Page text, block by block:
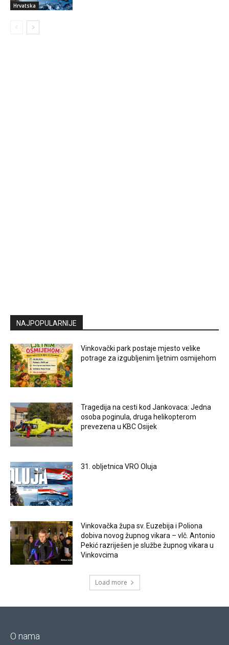
Hrvatska
NAJPOPULARNIJE
Vinkovački park postaje mjesto velike
potrage za izgubljenim ljetnim osmijehom
Tragedija na cesti kod Jankovaca: Jedna
osoba poginula, druga helikopterom
prevezena u KBC Osijek
31. obljetnica VRO Oluja
Vinkovačka župa sv. Euzebija i Poliona
dobiva novog župnog vikara – vlč. Antonio
Pekić razriješen je službe župnog vikara u
Vinkovcima
Load more
O nama